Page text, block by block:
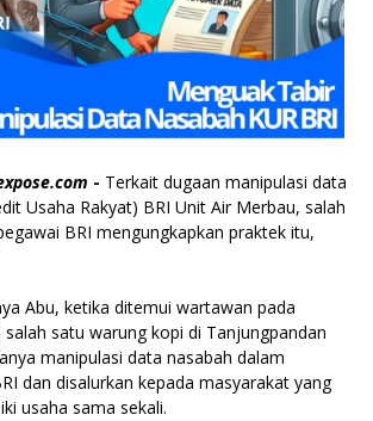
- Terkait dugaan manipulasi data
Usaha Rakyat) BRI Unit Air Merbau, salah
BRI mengungkapkan praktek itu,
Abu, ketika ditemui wartawan pada
salah satu warung kopi di Tanjungpandan
manipulasi data nasabah dalam
dan disalurkan kepada masyarakat yang
usaha sama sekali.